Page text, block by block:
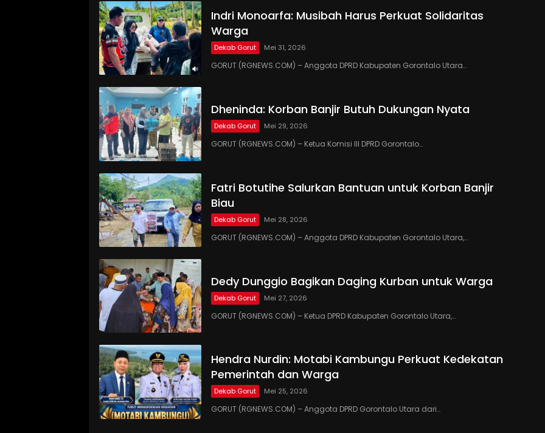
Indri Monoarfa: Musibah Harus Perkuat Solidaritas
Warga
Dekab Gorut Mei 31, 2026
GORUT (RGNEWS.COM) – Anggota DPRD Kabupaten Gorontalo Utara…
Dheninda: Korban Banjir Butuh Dukungan Nyata
Dekab Gorut Mei 29, 2026
GORUT (RGNEWS.COM) – Ketua Komisi III DPRD Gorontalo…
Fatri Botutihe Salurkan Bantuan untuk Korban Banjir
Biau
Dekab Gorut Mei 28, 2026
GORUT (RGNEWS.COM) – Anggota DPRD Kabupaten Gorontalo Utara,…
Dedy Dunggio Bagikan Daging Kurban untuk Warga
Dekab Gorut Mei 27, 2026
GORUT (RGNEWS.COM) – Ketua DPRD Kabupaten Gorontalo Utara,…
Hendra Nurdin: Motabi Kambungu Perkuat Kedekatan
Pemerintah dan Warga
Dekab Gorut Mei 25, 2026
GORUT (RGNEWS.COM) – Anggota DPRD Gorontalo Utara dari…